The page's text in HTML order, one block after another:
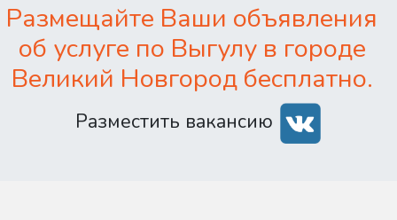
Размещайте Ваши объявления
об услуге по Выгулу в городе
Великий Новгород бесплатно.
Разместить вакансию